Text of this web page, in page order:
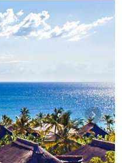
AND SPA ZANZIBAR
- ЗАНЗИБАР - НУНГВЕ
пляже Bwejuu - Paje,
престижного журнала
отель Baraza Resort&Spa в
Baraza - одно из самых
В этом потрясающем отеле
они напоминают о наследии
BEACH HOUSE & SPA